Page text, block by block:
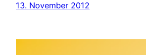
13. November 2012